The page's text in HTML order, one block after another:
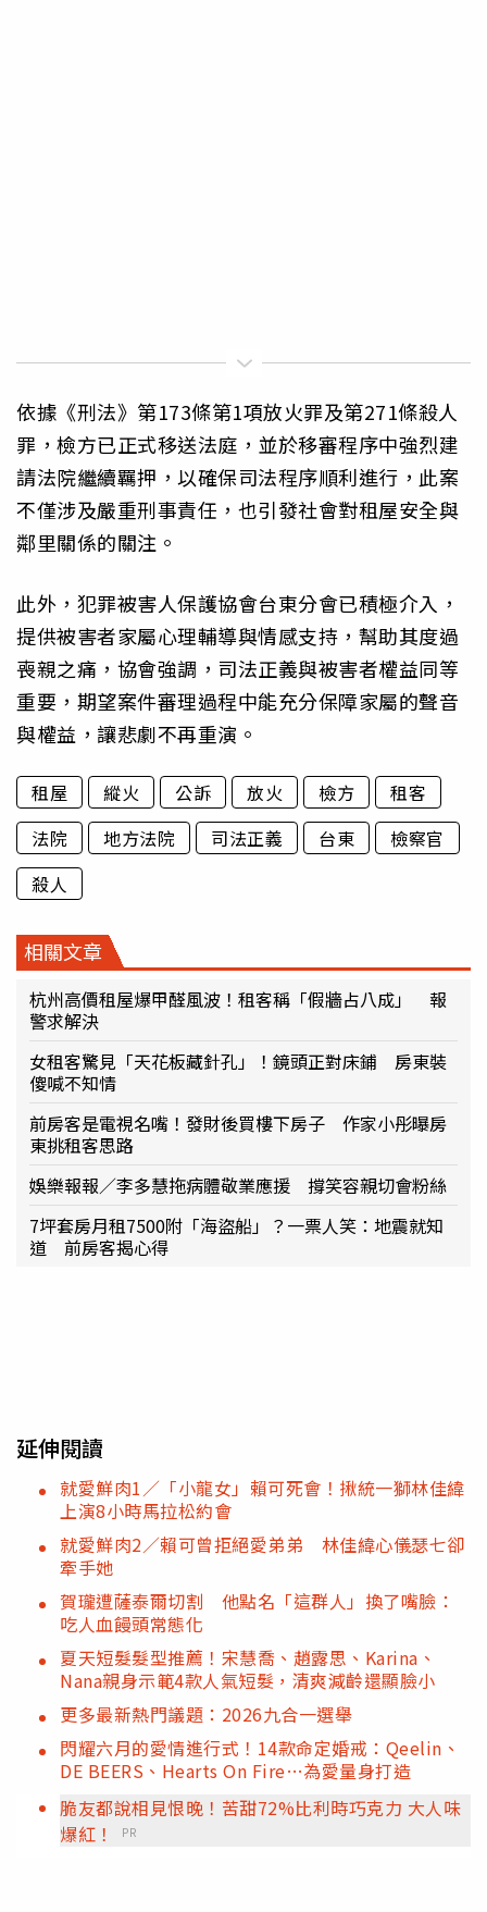
依據《刑法》第173條第1項放火罪及第271條殺人
罪，檢方已正式移送法庭，並於移審程序中強烈建
請法院繼續羈押，以確保司法程序順利進行，此案
不僅涉及嚴重刑事責任，也引發社會對租屋安全與
鄰里關係的關注。
此外，犯罪被害人保護協會台東分會已積極介入，
提供被害者家屬心理輔導與情感支持，幫助其度過
喪親之痛，協會強調，司法正義與被害者權益同等
重要，期望案件審理過程中能充分保障家屬的聲音
與權益，讓悲劇不再重演。
租屋 縱火 公訴 放火 檢方
租客
法院
地方法院 司法正義 台東
檢察官
殺人
相關文章
杭州高價租屋爆甲醛風波！租客稱「假牆占八成」 報
警求解決
女租客驚見「天花板藏針孔」！鏡頭正對床鋪 房東裝
傻喊不知情
前房客是電視名嘴！發財後買樓下房子 作家小彤曝房
東挑租客思路
娛樂報報／李多慧拖病體敬業應援 撐笑容親切會粉絲
7坪套房月租7500附「海盜船」？一票人笑：地震就知
道 前房客揭心得
延伸閱讀
就愛鮮肉1／「小龍女」賴可死會！揪統一獅林佳緯
上演8小時馬拉松約會
就愛鮮肉2／賴可曾拒絕愛弟弟 林佳緯心儀瑟七卻
牽手她
賀瓏遭薩泰爾切割 他點名「這群人」換了嘴臉：
吃人血饅頭常態化
夏天短髮髮型推薦！宋慧喬、趙露思、Karina、
Nana親身示範4款人氣短髮，清爽減齡還顯臉小
更多最新熱門議題：2026九合一選舉
閃耀六月的愛情進行式！14款命定婚戒：Qeelin、
DE BEERS、Hearts On Fire…為愛量身打造
脆友都說相見恨晚！苦甜72%比利時巧克力 大人味
爆紅！
PR